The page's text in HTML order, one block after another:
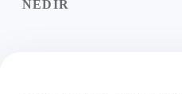
NEDIR